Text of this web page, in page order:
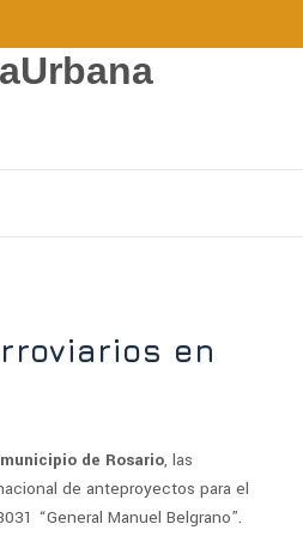
en
de Rosario, las
de anteproyectos para el
“General Manuel Belgrano”.